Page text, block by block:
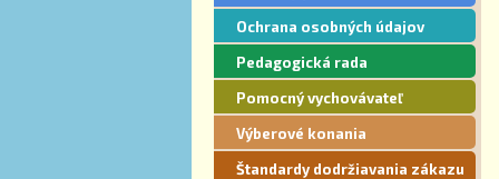
Ochrana osobných údajov
Pedagogická rada
Pomocný vychovávateľ
Výberové konania
Štandardy dodržiavania zákazu